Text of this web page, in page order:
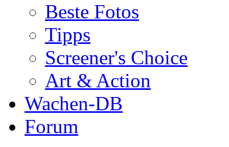
Beste Fotos
Tipps
Screener's Choice
Art & Action
Wachen-DB
Forum